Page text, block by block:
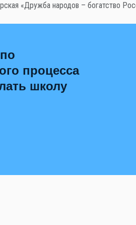
«Дружба народов – богатство
процесса
школу